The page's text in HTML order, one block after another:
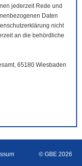
jederzeit Rede und
Daten
nicht
an die behördliche
65180 Wiesbaden
© GBE 2026